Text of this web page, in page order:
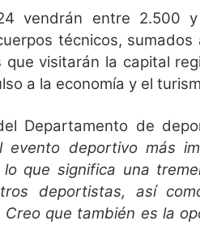
vendrán entre 2.500
técnicos,
visitarán la capital
a la economía y el
Departamento de
evento deportivo más
que significa una
deportistas, así
que también es la